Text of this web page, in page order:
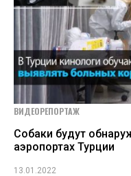
ВИДЕОРЕПОРТАЖ
Собаки будут
аэропортах Турции
13.01.2022